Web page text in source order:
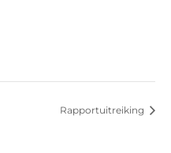
Rapportuitreiking